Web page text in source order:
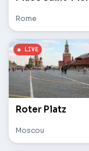
Rome
Roter Platz
Moscou